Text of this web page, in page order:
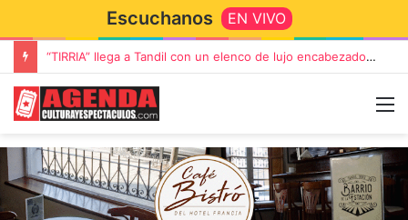
Escuchanos EN VIVO
Rata Blanca regresa a Tandil con un show demoledor en el Estadio Unión y Progreso